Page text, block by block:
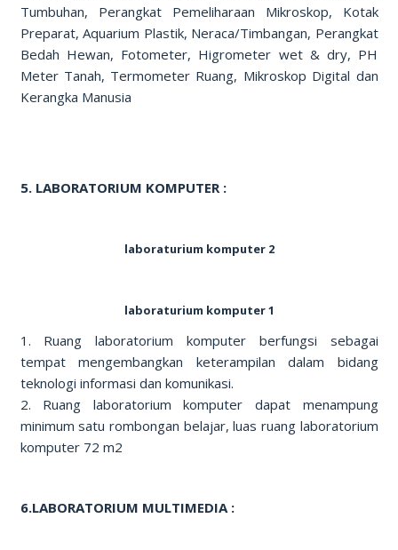
Tumbuhan, Perangkat Pemeliharaan Mikroskop, Kotak
Preparat, Aquarium Plastik, Neraca/Timbangan, Perangkat
Bedah Hewan, Fotometer, Higrometer wet & dry, PH
Meter Tanah, Termometer Ruang, Mikroskop Digital dan
Kerangka Manusia
5. LABORATORIUM KOMPUTER :
laboraturium komputer 2
laboraturium komputer 1
1. Ruang laboratorium komputer berfungsi sebagai
tempat mengembangkan keterampilan dalam bidang
teknologi informasi dan komunikasi.
2. Ruang laboratorium komputer dapat menampung
minimum satu rombongan belajar, luas ruang laboratorium
komputer 72 m2
6.LABORATORIUM MULTIMEDIA :